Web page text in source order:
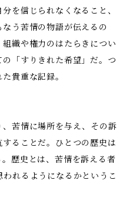
を信じられなくなること、
う苦情の物語が伝えるの
織や権力のはたらきについ
「すりきれた希望」だ。つ
貴重な記録。
苦情に場所を与え、その訴
ることだ。ひとつの歴史は
歴史とは、苦情を訴える者
れるようになるかというこ